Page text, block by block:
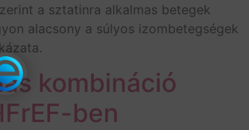
a sztatinra alkalmas betegek
alacsony a súlyos izombetegségek
kombináció
ben